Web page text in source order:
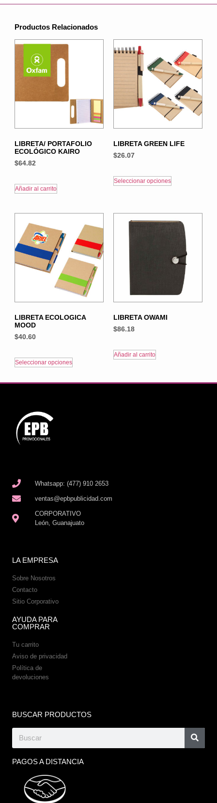
Productos Relacionados
LIBRETA/ PORTAFOLIO
ECOLÓGICO KAIRO
$64.82
Añadir al carrito
LIBRETA GREEN LIFE
$26.07
Seleccionar opciones
LIBRETA ECOLOGICA
MOOD
$40.60
Seleccionar opciones
LIBRETA OWAMI
$86.18
Añadir al carrito
Whatsapp: (477) 910 2653
ventas@epbpublicidad.com
CORPORATIVO
León, Guanajuato
LA EMPRESA
Sobre Nosotros
Contacto
Sitio Corporativo
AYUDA PARA
COMPRAR
Tu carrito
Aviso de privacidad
Política de
devoluciones
BUSCAR PRODUCTOS
PAGOS A DISTANCIA